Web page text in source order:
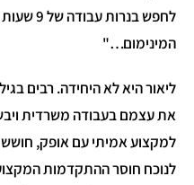
לחפש
המינימום…"
את עצמם בעבודה משרדית
למקצוע אמיתי עם אופק,
לנוכח חוסר ההתקדמות